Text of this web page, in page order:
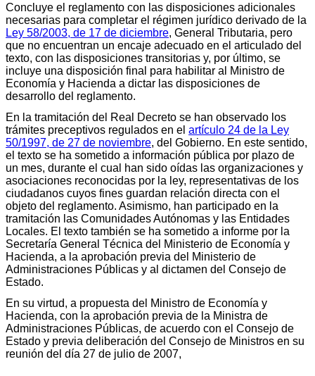
Concluye el reglamento con las disposiciones adicionales
necesarias para completar el régimen jurídico derivado de la
Ley 58/2003, de 17 de diciembre, General Tributaria, pero
que no encuentran un encaje adecuado en el articulado del
texto, con las disposiciones transitorias y, por último, se
incluye una disposición final para habilitar al Ministro de
Economía y Hacienda a dictar las disposiciones de
desarrollo del reglamento.
En la tramitación del Real Decreto se han observado los
trámites preceptivos regulados en el artículo 24 de la Ley
50/1997, de 27 de noviembre, del Gobierno. En este sentido,
el texto se ha sometido a información pública por plazo de
un mes, durante el cual han sido oídas las organizaciones y
asociaciones reconocidas por la ley, representativas de los
ciudadanos cuyos fines guardan relación directa con el
objeto del reglamento. Asimismo, han participado en la
tramitación las Comunidades Autónomas y las Entidades
Locales. El texto también se ha sometido a informe por la
Secretaría General Técnica del Ministerio de Economía y
Hacienda, a la aprobación previa del Ministerio de
Administraciones Públicas y al dictamen del Consejo de
Estado.
En su virtud, a propuesta del Ministro de Economía y
Hacienda, con la aprobación previa de la Ministra de
Administraciones Públicas, de acuerdo con el Consejo de
Estado y previa deliberación del Consejo de Ministros en su
reunión del día 27 de julio de 2007,